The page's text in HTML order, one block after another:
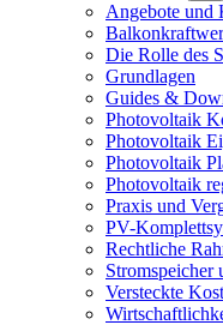
Angebote und
Die Rolle des
Grundlagen
Guides &
Photovoltaik
Photovoltaik
Photovoltaik
Photovoltaik
Praxis und
PV-
Rechtliche
Stromspeicher
Versteckte